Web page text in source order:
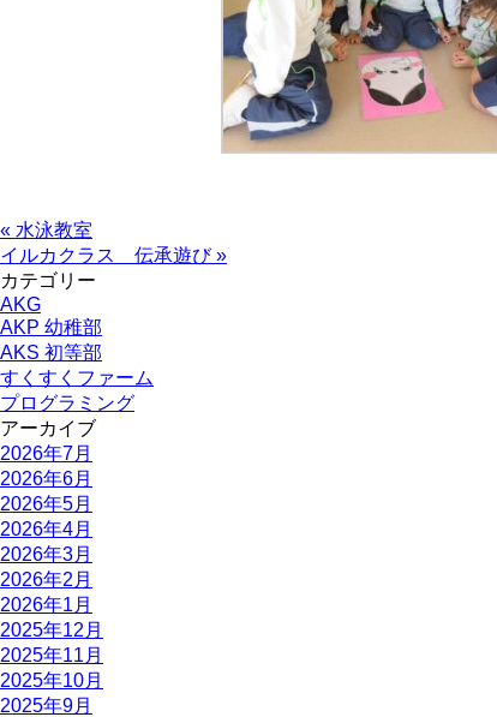
« 水泳教室
イルカクラス 伝承遊び »
カテゴリー
AKG
AKP 幼稚部
AKS 初等部
すくすくファーム
プログラミング
アーカイブ
2026年7月
2026年6月
2026年5月
2026年4月
2026年3月
2026年2月
2026年1月
2025年12月
2025年11月
2025年10月
2025年9月